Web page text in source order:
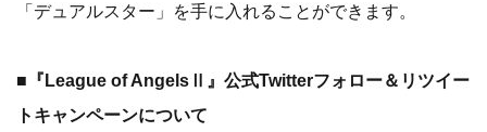
「デュアルスター」を手に入れることができます。
■『League of AngelsⅡ』公式Twitterフォロー＆リツイー
トキャンペーンについて